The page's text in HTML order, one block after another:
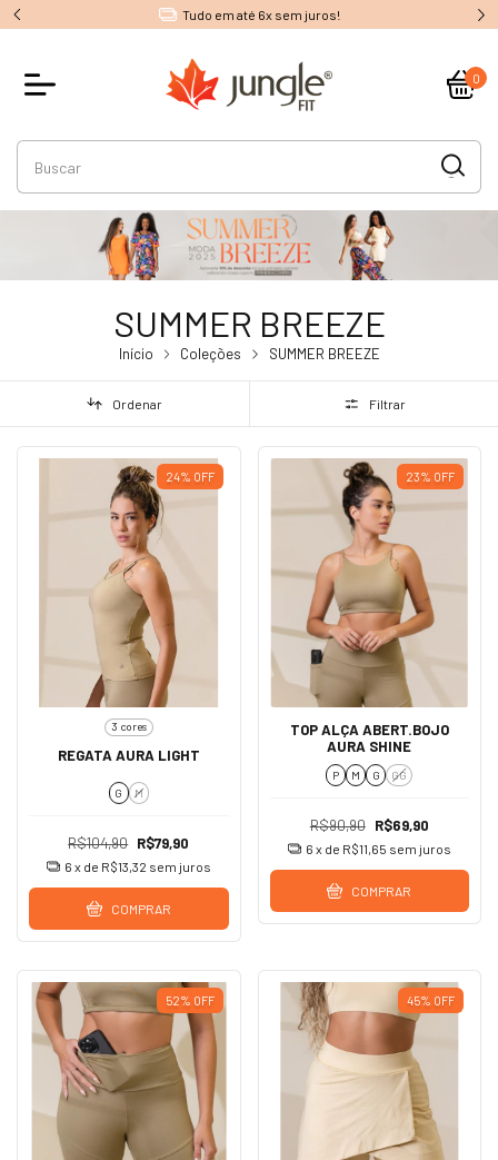
Tudo em até 6x sem juros!
0
SUMMER BREEZE
Início Coleções SUMMER BREEZE
Ordenar Filtrar
24% OFF
3 cores
REGATA AURA LIGHT
G M
R$104,90 R$79,90
6 x de R$13,32 sem juros
COMPRAR
23% OFF
TOP ALÇA ABERT.BOJO
AURA SHINE
P M G GG
R$90,90 R$69,90
6 x de R$11,65 sem juros
COMPRAR
52% OFF 45% OFF